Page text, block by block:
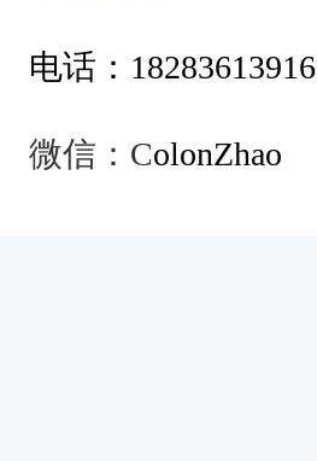
电话：18283613916
微信：ColonZhao